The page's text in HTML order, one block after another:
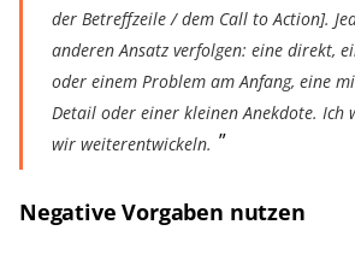
der Betreffzeile / dem Call to Action].
anderen Ansatz verfolgen: eine direkt,
oder einem Problem am Anfang, eine
Detail oder einer kleinen Anekdote. Ich
wir weiterentwickeln.
Negative Vorgaben nutzen